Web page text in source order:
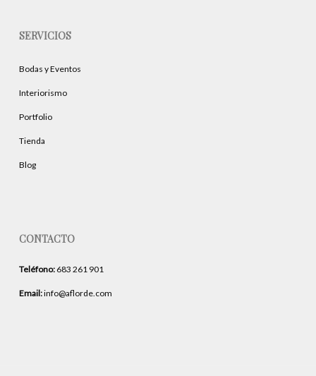
SERVICIOS
Bodas y Eventos
Interiorismo
Portfolio
Tienda
Blog
CONTACTO
Teléfono:683 261 901
Email:info@aflorde.com